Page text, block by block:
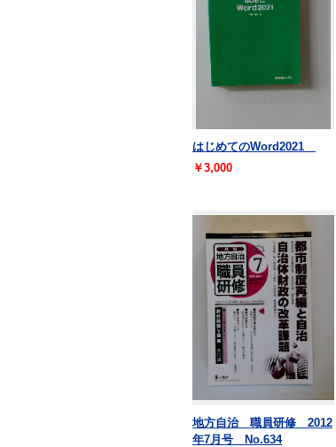
はじめてのWord2021
￥3,000
地方自治 職員研修 2012
年7月号 No.634